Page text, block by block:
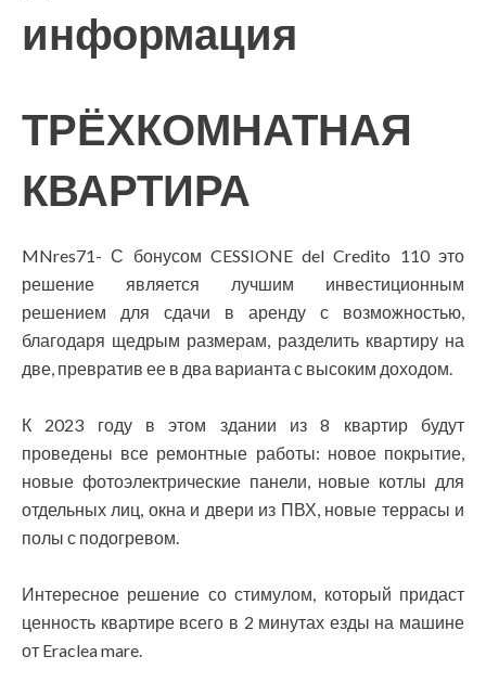
информация
ТРЁХКОМНАТНАЯ
КВАРТИРА
MNres71- С бонусом CESSIONE del Credito 110 это
решение является лучшим инвестиционным
решением для сдачи в аренду с возможностью,
благодаря щедрым размерам, разделить квартиру на
две, превратив ее в два варианта с высоким доходом.
К 2023 году в этом здании из 8 квартир будут
проведены все ремонтные работы: новое покрытие,
новые фотоэлектрические панели, новые котлы для
отдельных лиц, окна и двери из ПВХ, новые террасы и
полы с подогревом.
Интересное решение со стимулом, который придаст
ценность квартире всего в 2 минутах езды на машине
от Eraclea mare.